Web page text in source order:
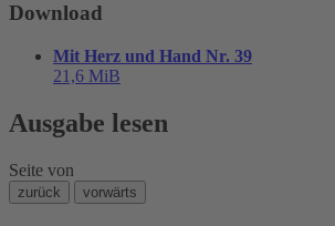
Download
Mit Herz und Hand Nr. 39
21,6 MiB
Ausgabe lesen
Seite von
zurück vorwärts